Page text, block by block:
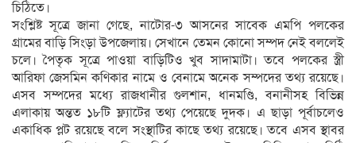
চিঠিতে।
সংশ্লিষ্ট সূত্রে জানা গেছে, নাটোর-৩ আসনের সাবেক এমপি পলকের
গ্রামের বাড়ি সিংড়া উপজেলায়। সেখানে তেমন কোনো সম্পদ নেই বললেই
চলে। পৈতৃক সূত্রে পাওয়া বাড়িটিও খুব সাদামাটা। তবে পলকের স্ত্রী
আরিফা জেসমিন কণিকার নামে ও বেনামে অনেক সম্পদের তথ্য রয়েছে।
এসব সম্পদের মধ্যে রাজধানীর গুলশান, ধানমণ্ডি, বনানীসহ বিভিন্ন
এলাকায় অন্তত ১৮টি ফ্ল্যাটের তথ্য পেয়েছে দুদক। এ ছাড়া পূর্বাচলেও
একাধিক প্লট রয়েছে বলে সংস্থাটির কাছে তথ্য রয়েছে। তবে এসব স্থাবর